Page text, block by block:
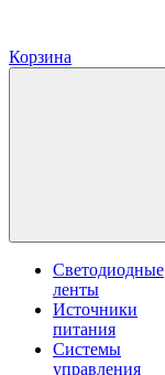
Корзина
Светодиодные
ленты
Источники
питания
Системы
управления